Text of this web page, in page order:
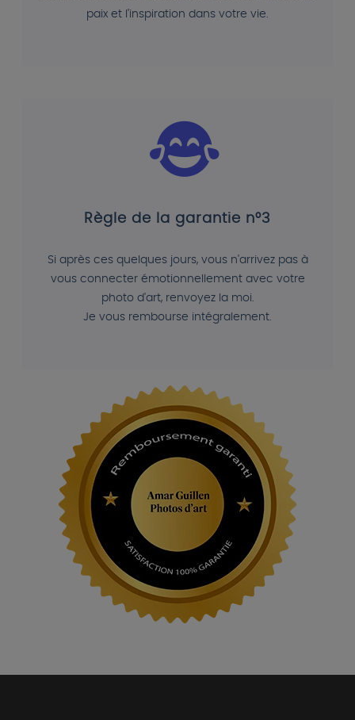
paix et l'inspiration dans votre vie.
Règle de la garantie n°3
Si après ces quelques jours, vous n'arrivez pas à
vous connecter émotionnellement avec votre
photo d'art, renvoyez la moi.
Je vous rembourse intégralement.